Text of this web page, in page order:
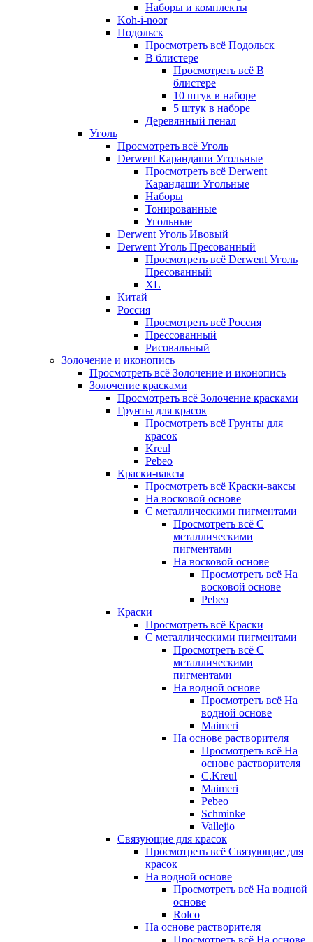
Наборы и комплекты
Koh-i-noor
Подольск
Просмотреть всё Подольск
В блистере
Просмотреть всё В
блистере
10 штук в наборе
5 штук в наборе
Деревянный пенал
Уголь
Просмотреть всё Уголь
Derwent Карандаши Угольные
Просмотреть всё Derwent
Карандаши Угольные
Наборы
Тонированные
Угольные
Derwent Уголь Ивовый
Derwent Уголь Пресованный
Просмотреть всё Derwent Уголь
Пресованный
XL
Китай
Россия
Просмотреть всё Россия
Прессованный
Рисовальный
Золочение и иконопись
Просмотреть всё Золочение и иконопись
Золочение красками
Просмотреть всё Золочение красками
Грунты для красок
Просмотреть всё Грунты для
красок
Kreul
Pebeo
Краски-ваксы
Просмотреть всё Краски-ваксы
На восковой основе
С металлическими пигментами
Просмотреть всё С
металлическими
пигментами
На восковой основе
Просмотреть всё На
восковой основе
Pebeo
Краски
Просмотреть всё Краски
С металлическими пигментами
Просмотреть всё С
металлическими
пигментами
На водной основе
Просмотреть всё На
водной основе
Maimeri
На основе растворителя
Просмотреть всё На
основе растворителя
C.Kreul
Maimeri
Pebeo
Schminke
Vallejio
Связующие для красок
Просмотреть всё Связующие для
красок
На водной основе
Просмотреть всё На водной
основе
Rolco
На основе растворителя
Просмотреть всё На основе